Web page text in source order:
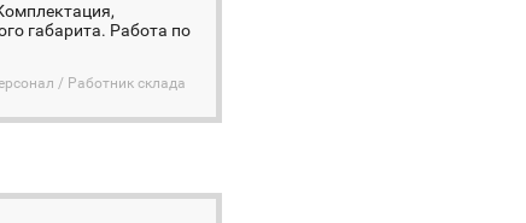
габарита. Работа по
/ Работник склада